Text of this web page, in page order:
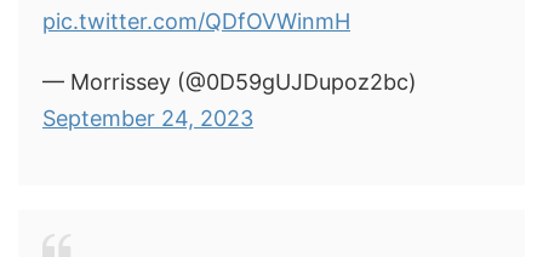
pic.twitter.com/QDfOVWinmH
— Morrissey (@0D59gUJDupoz2bc)
September 24, 2023